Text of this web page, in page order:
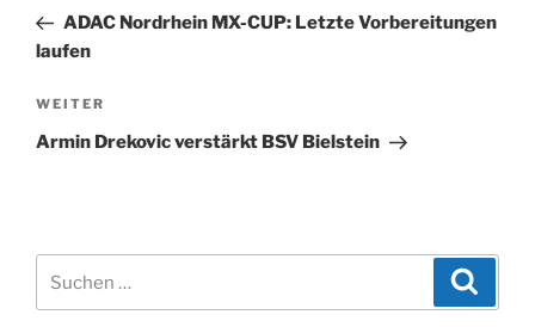
Beitrag
ADAC Nordrhein MX-CUP: Letzte Vorbereitungen
laufen
Nächster
Beitrag
WEITER
Armin Drekovic verstärkt BSV Bielstein